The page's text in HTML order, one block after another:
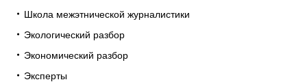
Школа межэтнической журналистики
Экологический разбор
Экономический разбор
Эксперты